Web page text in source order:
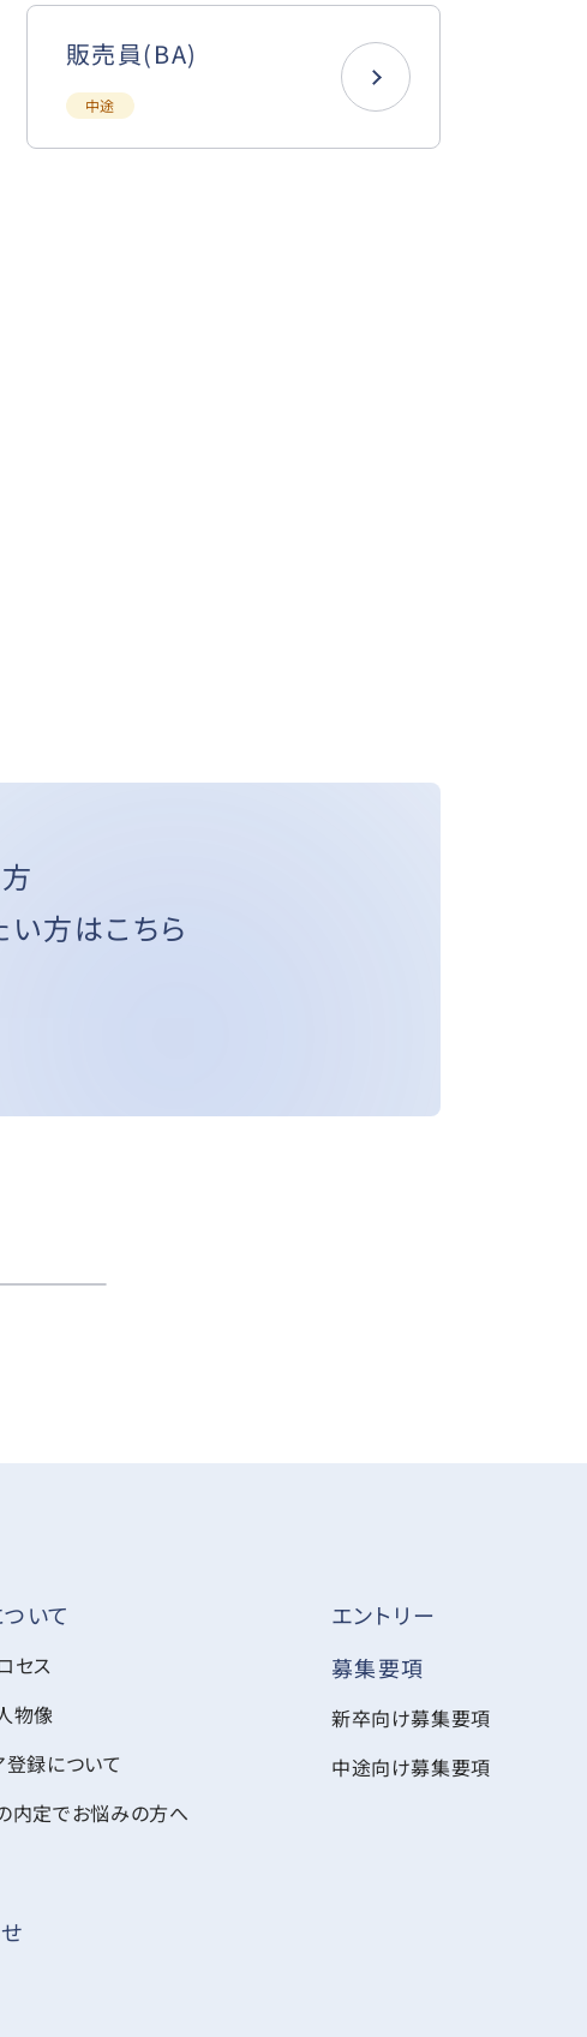
販売員(BA)
中途
方はこちら
いて
セス
物像
登録について
内定でお悩みの方へ
エントリー
募集要項
新卒向け募集要項
中途向け募集要項